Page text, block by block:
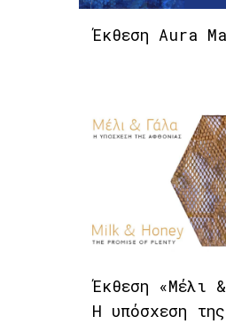
Έκθεση Aura
Έκθεση «Μέλι
Η υπόσχεση της